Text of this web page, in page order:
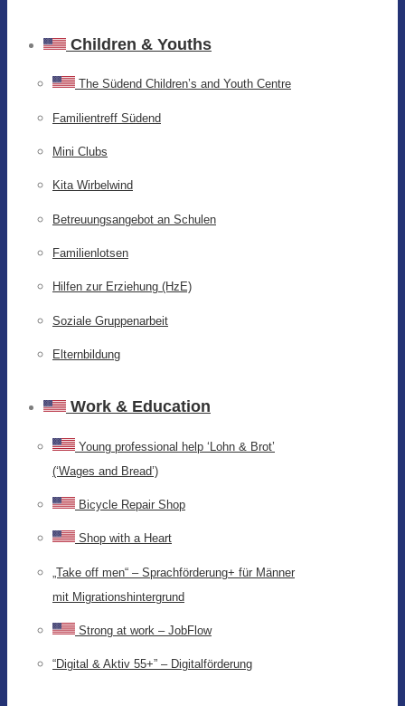
Children & Youths
The Südend Children’s and Youth Centre
Familientreff Südend
Mini Clubs
Kita Wirbelwind
Betreuungsangebot an Schulen
Familienlotsen
Hilfen zur Erziehung (HzE)
Soziale Gruppenarbeit
Elternbildung
Work & Education
Young professional help ‘Lohn & Brot’
(‘Wages and Bread’)
Bicycle Repair Shop
Shop with a Heart
„Take off men“ – Sprachförderung+ für Männer
mit Migrationshintergrund
Strong at work – JobFlow
“Digital & Aktiv 55+” – Digitalförderung